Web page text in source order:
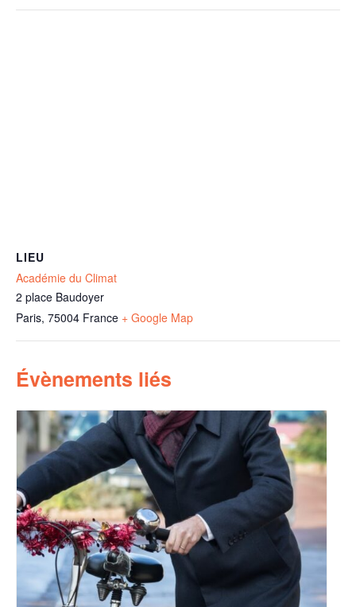
LIEU
Académie du Climat
2 place Baudoyer
Paris, 75004 France + Google Map
Évènements liés